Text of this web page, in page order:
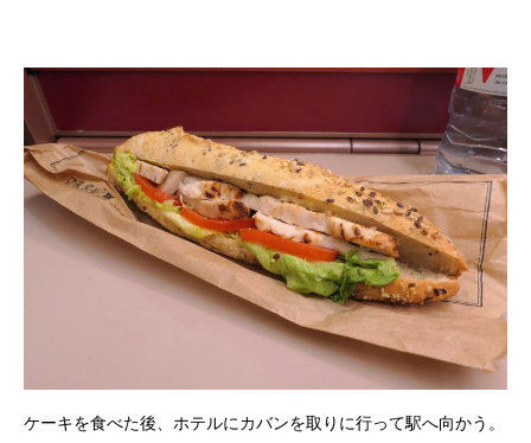
ケーキを食べた後、ホテルにカバンを取りに行って駅へ向かう。